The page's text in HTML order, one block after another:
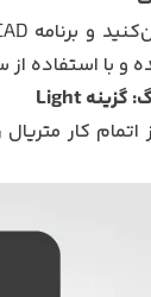
و برنامه
با استفاده از
Light
کار متریال